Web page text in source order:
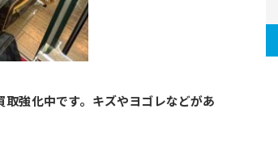
強化中です。キズやヨゴレなどがあ